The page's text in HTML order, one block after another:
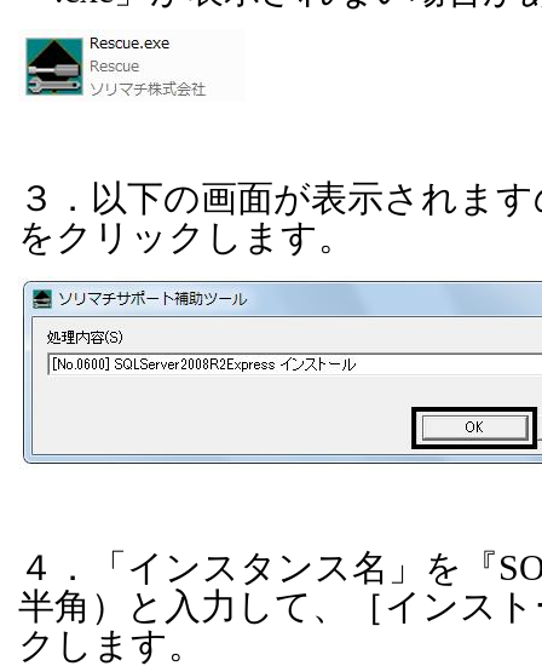
３．以下の画面が表示されま
をクリックします。
４．「インスタンス名」を『
半角）と入力して、［インス
クします。